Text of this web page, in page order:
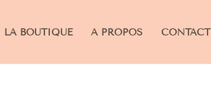
LA BOUTIQUE A PROPOS CONTACT